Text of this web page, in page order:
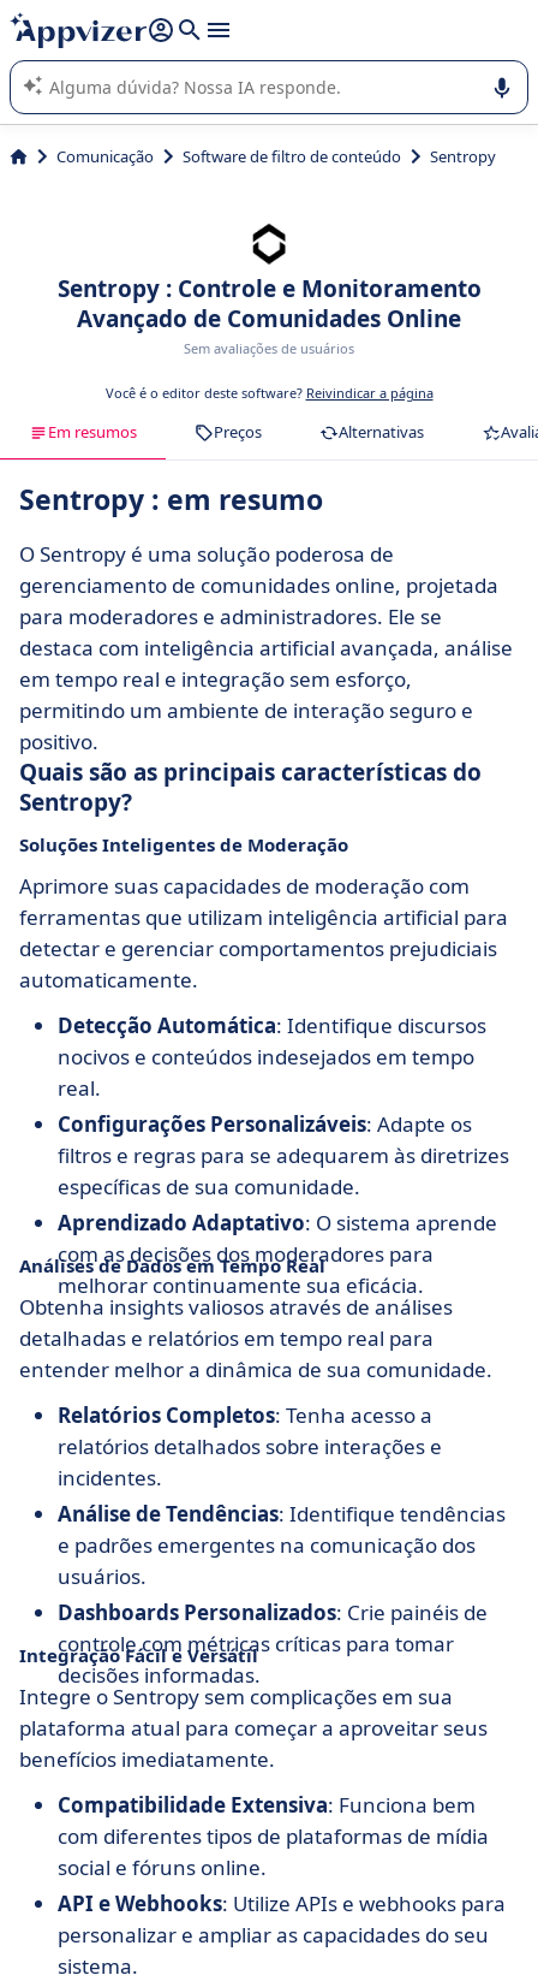
de nossa IA (várias linhas com
A IA do Appvizer o orienta no uso ou na seleção de software
SaaS para sua empresa.
Comunicação Software de filtro de conteúdo Sentropy
Sentropy : Controle e Monitoramento
Avançado de Comunidades Online
Sem avaliações de usuários
Você é o editor deste software? Reivindicar a página
Em resumos Preços Alternativas
Sentropy : em resumo
O Sentropy é uma solução poderosa de
gerenciamento de comunidades online, projetada
para moderadores e administradores. Ele se
destaca com inteligência artificial avançada, análise
em tempo real e integração sem esforço,
permitindo um ambiente de interação seguro e
positivo.
Quais são as principais características do
Sentropy?
Soluções Inteligentes de Moderação
Aprimore suas capacidades de moderação com
ferramentas que utilizam inteligência artificial para
detectar e gerenciar comportamentos prejudiciais
automaticamente.
Detecção Automática: Identifique discursos
nocivos e conteúdos indesejados em tempo
real.
Configurações Personalizáveis: Adapte os
filtros e regras para se adequarem às diretrizes
específicas de sua comunidade.
Aprendizado Adaptativo: O sistema aprende
com as decisões dos moderadores para
melhorar continuamente sua eficácia.
Análises de Dados em Tempo Real
Obtenha insights valiosos através de análises
detalhadas e relatórios em tempo real para
entender melhor a dinâmica de sua comunidade.
Relatórios Completos: Tenha acesso a
relatórios detalhados sobre interações e
incidentes.
Análise de Tendências: Identifique tendências
e padrões emergentes na comunicação dos
usuários.
Dashboards Personalizados: Crie painéis de
controle com métricas críticas para tomar
decisões informadas.
Integração Fácil e Versátil
Integre o Sentropy sem complicações em sua
plataforma atual para começar a aproveitar seus
benefícios imediatamente.
Compatibilidade Extensiva: Funciona bem
com diferentes tipos de plataformas de mídia
social e fóruns online.
API e Webhooks: Utilize APIs e webhooks para
personalizar e ampliar as capacidades do seu
sistema.